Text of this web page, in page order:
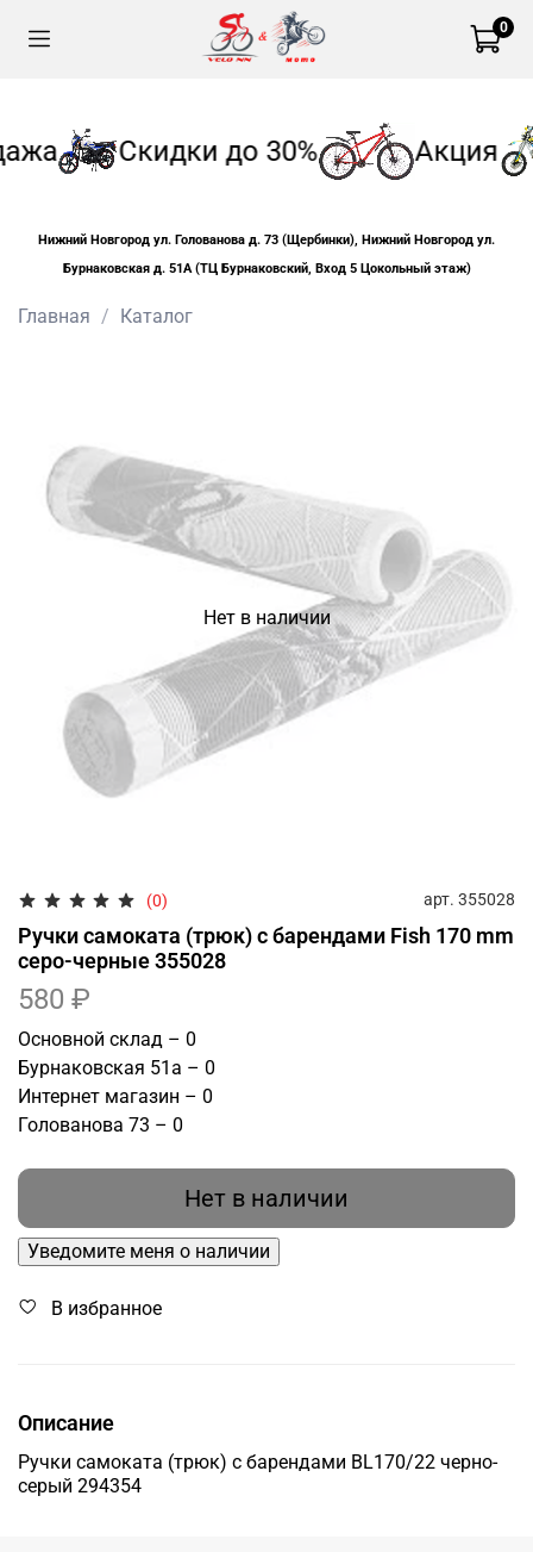
0
Скидки до 30% Акция
Нижний Новгород ул. Голованова д. 73 (Щербинки), Нижний Новгород ул.
Бурнаковская д. 51А (ТЦ Бурнаковский, Вход 5 Цокольный этаж)
Главная Каталог
Нет в наличии
(0) арт. 355028
Ручки самоката (трюк) с барендами Fish 170 mm
серо-черные 355028
580 ₽
Основной склад – 0
Бурнаковская 51а – 0
Интернет магазин – 0
Голованова 73 – 0
Нет в наличии
Уведомите меня о наличии
В избранное
Описание
Ручки самоката (трюк) с барендами BL170/22 черно-
серый 294354